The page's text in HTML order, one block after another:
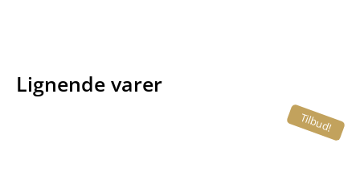
Lignende varer
Tilbud!